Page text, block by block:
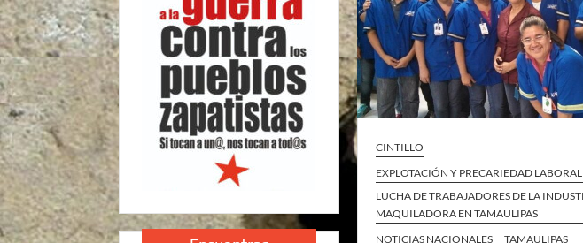
CINTILLO
EXPLOTACIÓN Y PRECARIEDAD
LUCHA DE TRABAJADORES DE LA
MAQUILADORA EN TAMAULIPAS
NOTICIAS NACIONALES
TAMAULIPAS